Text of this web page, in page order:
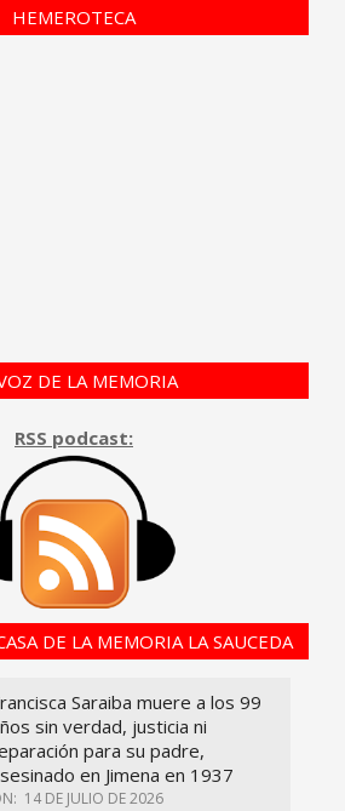
HEMEROTECA
DE LA MEMORIA
RSS podcast:
DE LA MEMORIA LA SAUCEDA
Saraiba muere a los 99
sin verdad, justicia ni
para su padre,
en Jimena en 1937
14 DE JULIO DE 2026